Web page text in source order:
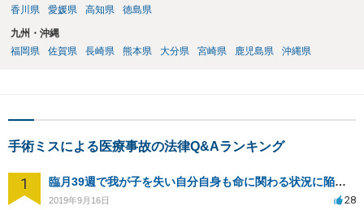
香川県
愛媛県 高知県 徳島県
九州・沖縄
福岡県
佐賀県 長崎県 熊本県 大分県 宮崎県 鹿児島県 沖縄県
手術ミスによる医療事故の法律Q&Aランキング
1 臨月39週で我が子を失い自分自身も命に関わる状況に陥り病院側を訴える事が出来ますか？
2019年9月16日 28